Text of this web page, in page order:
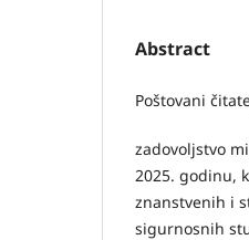
Abstract
Poštovani
zadovoljstvo
2025. godinu,
znanstvenih i
sigurnosnih